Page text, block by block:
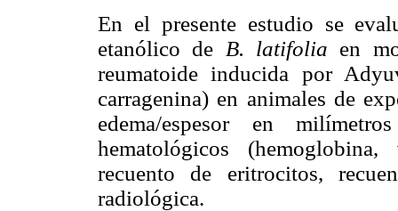
En el presente estudio se
etanólico de B. latifolia en
reumatoide inducida por
carragenina) en animales de
edema/espesor en
hematológicos
recuento de eritrocitos,
radiológica.